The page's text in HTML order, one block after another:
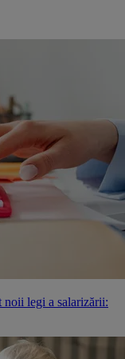
noii legi a salarizării: